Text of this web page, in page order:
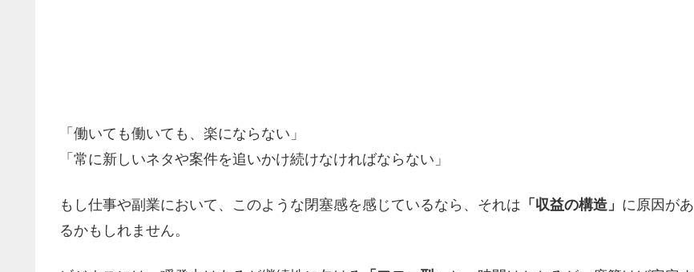
「働いても働いても、楽にならない」
「常に新しいネタや案件を追いかけ続けなければならない」
もし仕事や副業において、このような閉塞感を感じているなら、それは 「収益の構造」 に原因があ
るかもしれません。